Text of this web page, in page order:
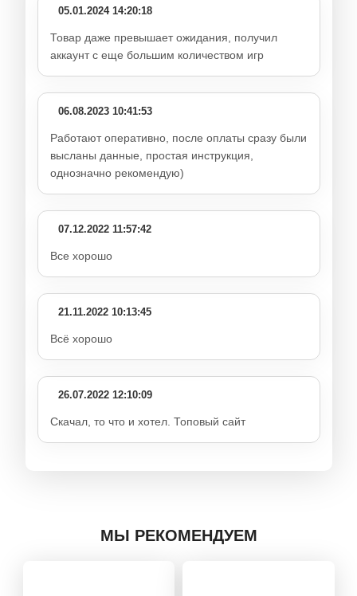
05.01.2024 14:20:18
Товар даже превышает ожидания, получил
аккаунт с еще большим количеством игр
06.08.2023 10:41:53
Работают оперативно, после оплаты сразу были
высланы данные, простая инструкция,
однозначно рекомендую)
07.12.2022 11:57:42
Все хорошо
21.11.2022 10:13:45
Всё хорошо
26.07.2022 12:10:09
Скачал, то что и хотел. Топовый сайт
МЫ РЕКОМЕНДУЕМ